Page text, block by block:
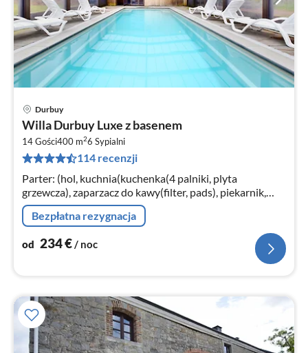
Durbuy
Willa Durbuy Luxe z basenem
14 Gości400 m26 Sypialni
114 recenzji
Parter: (hol, kuchnia(kuchenka(4 palniki, plyta
grzewcza), zaparzacz do kawy(filter, pads), piekarnik,
piekarnik(parowy)
Bezpłatna rezygnacja
od 234€/ noc